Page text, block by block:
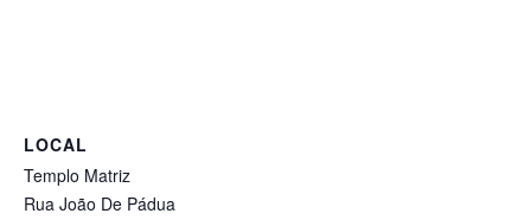
LOCAL
Templo Matriz
Rua João De Pádua